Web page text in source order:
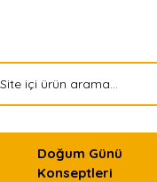
Doğum Günü
Konseptleri